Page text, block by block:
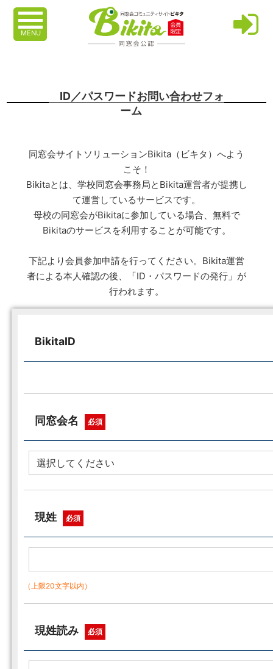
MENU
ID／パスワードお問い合わせフォ
ーム
同窓会サイトソリューションBikita（ビキタ）へよう
こそ！
Bikitaとは、学校同窓会事務局とBikita運営者が提携し
て運営しているサービスです。
母校の同窓会がBikitaに参加している場合、無料で
Bikitaのサービスを利用することが可能です。
下記より会員参加申請を行ってください。Bikita運営
者による本人確認の後、「ID・パスワードの発行」が
行われます。
BikitaID
同窓会名 必須
現姓 必須
（上限20文字以内）
現姓読み 必須